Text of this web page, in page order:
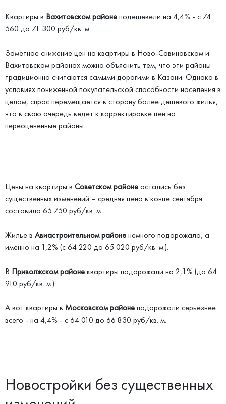
Квартиры в Вахитовском районе подешевели на 4,4% - с 74
560 до 71 300 руб/кв. м.
Заметное снижение цен на квартиры в Ново-Савиновском и
Вахитовском районах можно объяснить тем, что эти районы
традиционно считаются самыми дорогими в Казани. Однако в
условиях пониженной покупательской способности населения в
целом, спрос перемещается в сторону более дешевого жилья,
что в свою очередь ведет к корректировке цен на
переоцененные районы.
Цены на квартиры в Советском районе остались без
существенных изменений – средняя цена в конце сентября
составила 65 750 руб/кв. м.
Жилье в Авиастроительном районе немного подорожало, а
именно на 1,2% (с 64 220 до 65 020 руб/кв. м.).
В Приволжском районе квартиры подорожали на 2,1% (до 64
910 руб/кв. м.).
А вот квартиры в Московском районе подорожали серьезнее
всего - на 4,4% - с 64 010 до 66 830 руб/кв. м.
Новостройки без существенных